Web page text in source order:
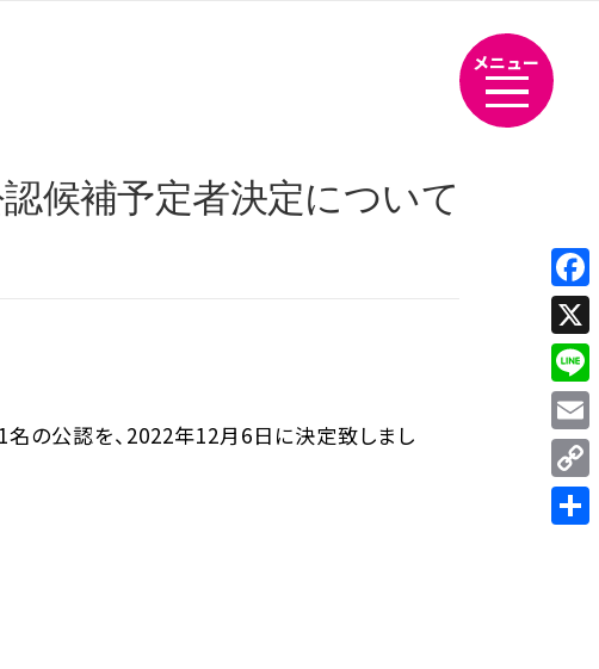
メニュー
候補予定者決定について
の公認を、2022年12月6日に決定致しまし
X
Line
Link